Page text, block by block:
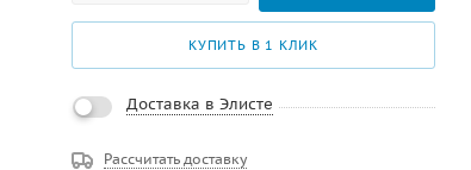
КУПИТЬ В 1 КЛИК
Доставка в Элисте
Рассчитать доставку